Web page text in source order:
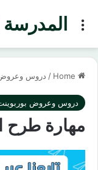
Menu
/ دروس وعروض
دروس وعروض
مهارة طرح